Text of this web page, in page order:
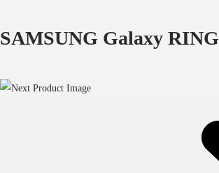
SAMSUNG Galaxy RING